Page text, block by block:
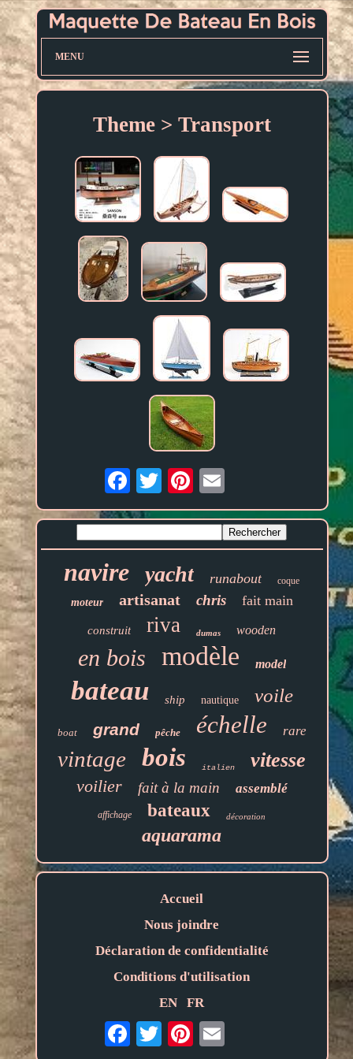
MENU
Theme > Transport
Email
navire yacht runabout coque
moteur artisanat chris fait main
construit riva dumas wooden
en bois modèle model
bateau ship nautique voile
boat grand pêche échelle rare
vintage bois italien vitesse
voilier fait à la main assemblé
affichage bateaux décoration
aquarama
Accueil
Nous joindre
Déclaration de confidentialité
Conditions d'utilisation
EN
FR